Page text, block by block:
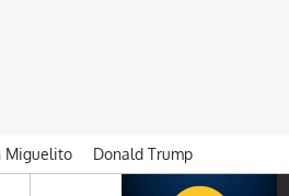
Miguelito Donald Trump